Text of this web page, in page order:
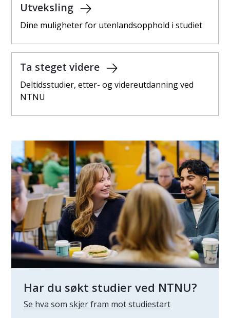
Utveksling
Dine muligheter for utenlandsopphold i studiet
Ta steget videre
Deltidsstudier, etter- og videreutdanning ved
NTNU
Har du søkt studier ved NTNU?
Se hva som skjer fram mot studiestart